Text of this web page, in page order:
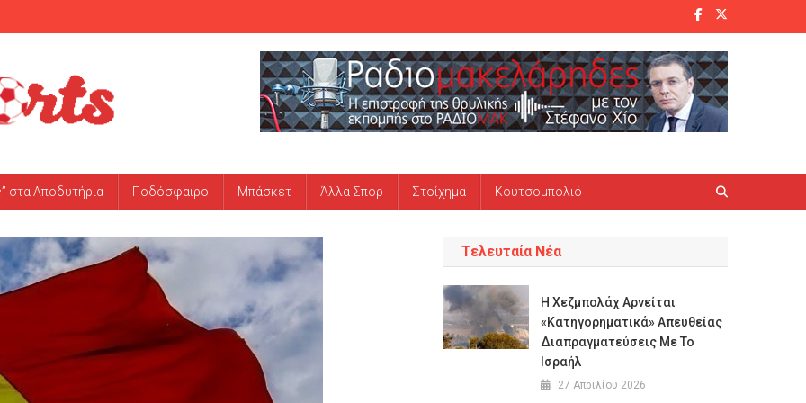
στα Αποδυτήρια Ποδόσφαιρο Μπάσκετ Άλλα Σπορ Στοίχημα Κουτσομπολιό
Τελευταία Νέα
Η Χεζμπολάχ Αρνείται
«κατηγορηματικά» Απευθείας
Διαπραγματεύσεις Με Το
Ισραήλ
27 Απριλίου 2026